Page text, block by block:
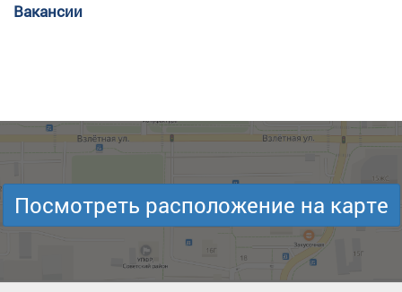
Вакансии
Посмотреть расположение на карте